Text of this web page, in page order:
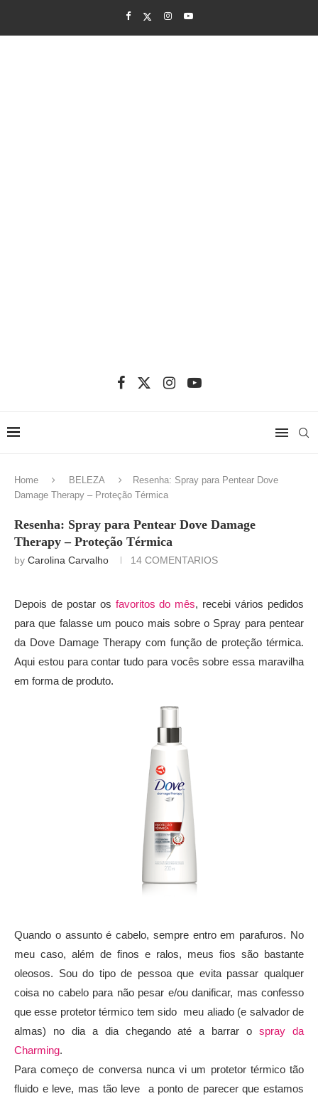
Home BELEZA
Resenha: Spray para Pentear Dove
Damage Therapy – Proteção Térmica
Resenha: Spray para Pentear Dove Damage
Therapy – Proteção Térmica
by Carolina Carvalho 14 COMENTARIOS
Depois de postar os favoritos do mês, recebi vários pedidos
para que falasse um pouco mais sobre o Spray para pentear
da Dove Damage Therapy com função de proteção térmica.
Aqui estou para contar tudo para vocês sobre essa maravilha
em forma de produto.
Quando o assunto é cabelo, sempre entro em parafuros. No
meu caso, além de finos e ralos, meus fios são bastante
oleosos. Sou do tipo de pessoa que evita passar qualquer
coisa no cabelo para não pesar e/ou danificar, mas confesso
que esse protetor térmico tem sido meu aliado (e salvador de
almas) no dia a dia chegando até a barrar ospray da
Charming.
Para começo de conversa nunca vi um protetor térmico tão
fluido e leve, mas tão leve a ponto de parecer que estamos